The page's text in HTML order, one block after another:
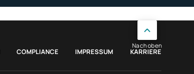
COMPLIANCE IMPRESSUM KARRIERE
Nach oben